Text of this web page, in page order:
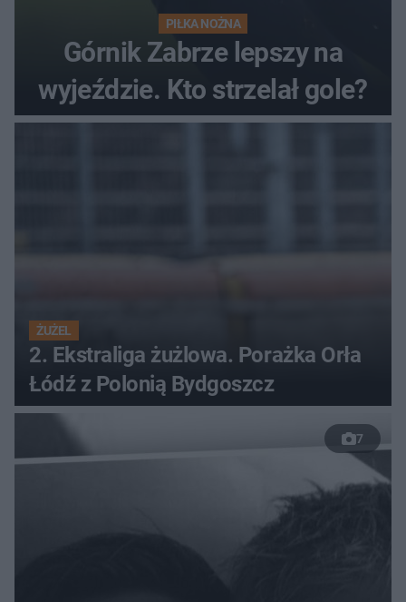
PIŁKA NOŻNA
Górnik Zabrze lepszy na
wyjeździe. Kto strzelał gole?
ŻUŻEL
2. Ekstraliga żużlowa. Porażka Orła
Łódź z Polonią Bydgoszcz
7